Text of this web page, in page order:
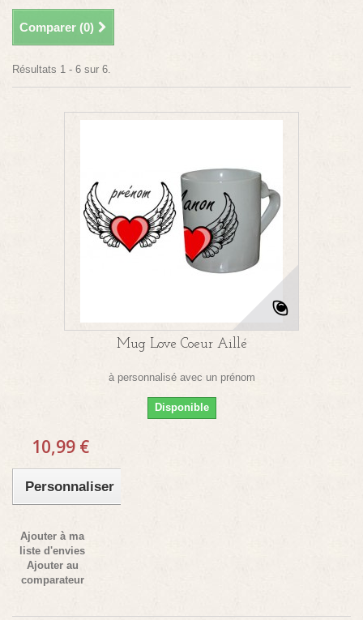
Comparer (0)
Résultats 1 - 6 sur 6.
Mug Love Coeur Aillé
à personnalisé avec un prénom
Disponible
10,99 €
Personnaliser
Ajouter à ma
liste d'envies
Ajouter au
comparateur